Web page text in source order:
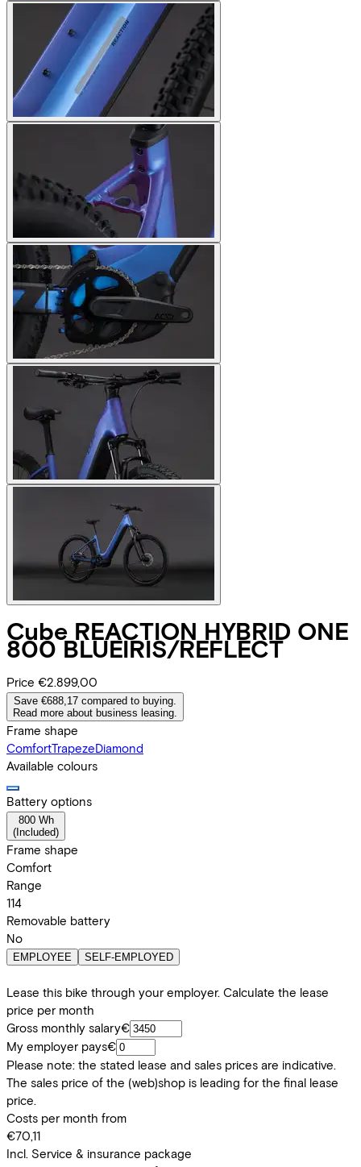
Cube REACTION HYBRID ONE
800 BLUEIRIS/REFLECT
Price €2.899,00
Save €688,17 compared to buying.
Read more about business leasing.
Frame shape
ComfortTrapezeDiamond
Available colours
Battery options
800 Wh
( Included)
Frame shape
Comfort
Range
114
Removable battery
No
EMPLOYEE SELF-EMPLOYED
Lease this bike through your employer. Calculate the lease
price per month
Gross monthly salary€
My employer pays€
Please note: the stated lease and sales prices are indicative.
The sales price of the (web)shop is leading for the final lease
price.
Costs per month from
€70,11
Incl. Service & insurance package